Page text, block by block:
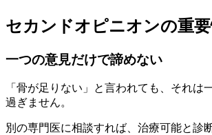
セカンドオピニオンの重
一つの意見だけで諦めない
「骨が足りない」と言われても、それは
過ぎません。
別の専門医に相談すれば、治療可能と診